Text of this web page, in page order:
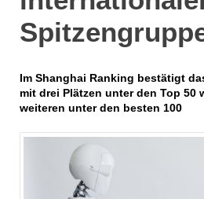
Im Shanghai Ranking bestätigt
mit drei Plätzen unter den Top 50
weiteren unter den besten 100